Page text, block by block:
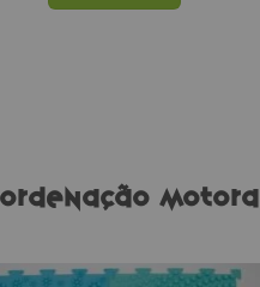
Motora